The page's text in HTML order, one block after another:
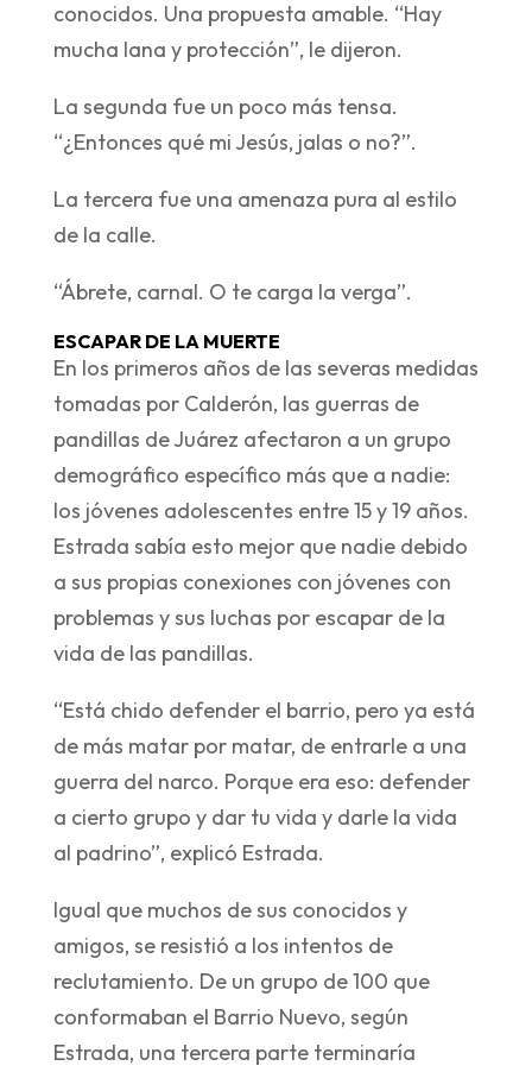
conocidos. Una propuesta amable. “Hay
mucha lana y protección”, le dijeron.
La segunda fue un poco más tensa.
“¿Entonces qué mi Jesús, jalas o no?”.
La tercera fue una amenaza pura al estilo
de la calle.
“Ábrete, carnal. O te carga la verga”.
ESCAPAR DE LA MUERTE
En los primeros años de las severas medidas
tomadas por Calderón, las guerras de
pandillas de Juárez afectaron a un grupo
demográfico específico más que a nadie:
los jóvenes adolescentes entre 15 y 19 años.
Estrada sabía esto mejor que nadie debido
a sus propias conexiones con jóvenes con
problemas y sus luchas por escapar de la
vida de las pandillas.
“Está chido defender el barrio, pero ya está
de más matar por matar, de entrarle a una
guerra del narco. Porque era eso: defender
a cierto grupo y dar tu vida y darle la vida
al padrino”, explicó Estrada.
Igual que muchos de sus conocidos y
amigos, se resistió a los intentos de
reclutamiento. De un grupo de 100 que
conformaban el Barrio Nuevo, según
Estrada, una tercera parte terminaría